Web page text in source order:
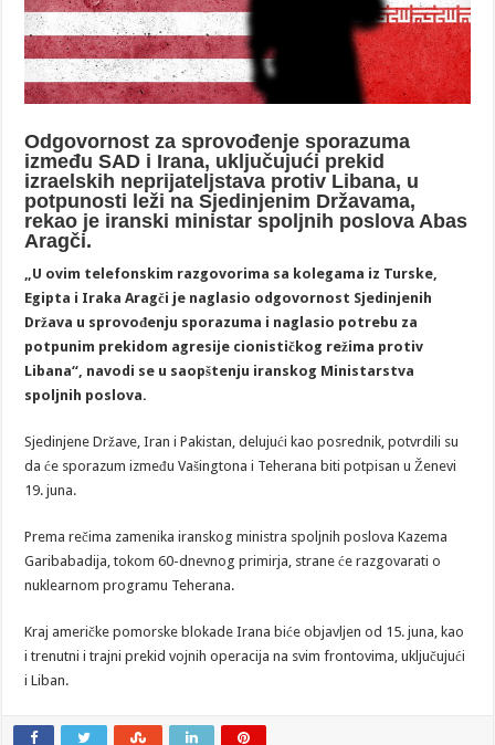
Odgovornost za sprovođenje sporazuma
između SAD i Irana, uključujući prekid
izraelskih neprijateljstava protiv Libana, u
potpunosti leži na Sjedinjenim Državama,
rekao je iranski ministar spoljnih poslova Abas
Aragči.
„U ovim telefonskim razgovorima sa kolegama iz Turske,
Egipta i Iraka Aragči je naglasio odgovornost Sjedinjenih
Država u sprovođenju sporazuma i naglasio potrebu za
potpunim prekidom agresije cionističkog režima protiv
Libana“, navodi se u saopštenju iranskog Ministarstva
spoljnih poslova.
Sjedinjene Države, Iran i Pakistan, delujući kao posrednik, potvrdili su
da će sporazum između Vašingtona i Teherana biti potpisan u Ženevi
19. juna.
Prema rečima zamenika iranskog ministra spoljnih poslova Kazema
Garibabadija, tokom 60-dnevnog primirja, strane će razgovarati o
nuklearnom programu Teherana.
Kraj američke pomorske blokade Irana biće objavljen od 15. juna, kao
i trenutni i trajni prekid vojnih operacija na svim frontovima, uključujući
i Liban.